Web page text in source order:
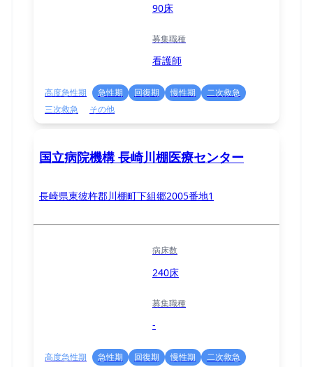
90床
募集職種
看護師
高度急性期 急性期 回復期 慢性期
二次救急
三次救急
その他
国立病院機構 長崎川棚医療センター
長崎県東彼杵郡川棚町下組郷2005番地1
病床数
240床
募集職種
-
高度急性期 急性期 回復期 慢性期
二次救急